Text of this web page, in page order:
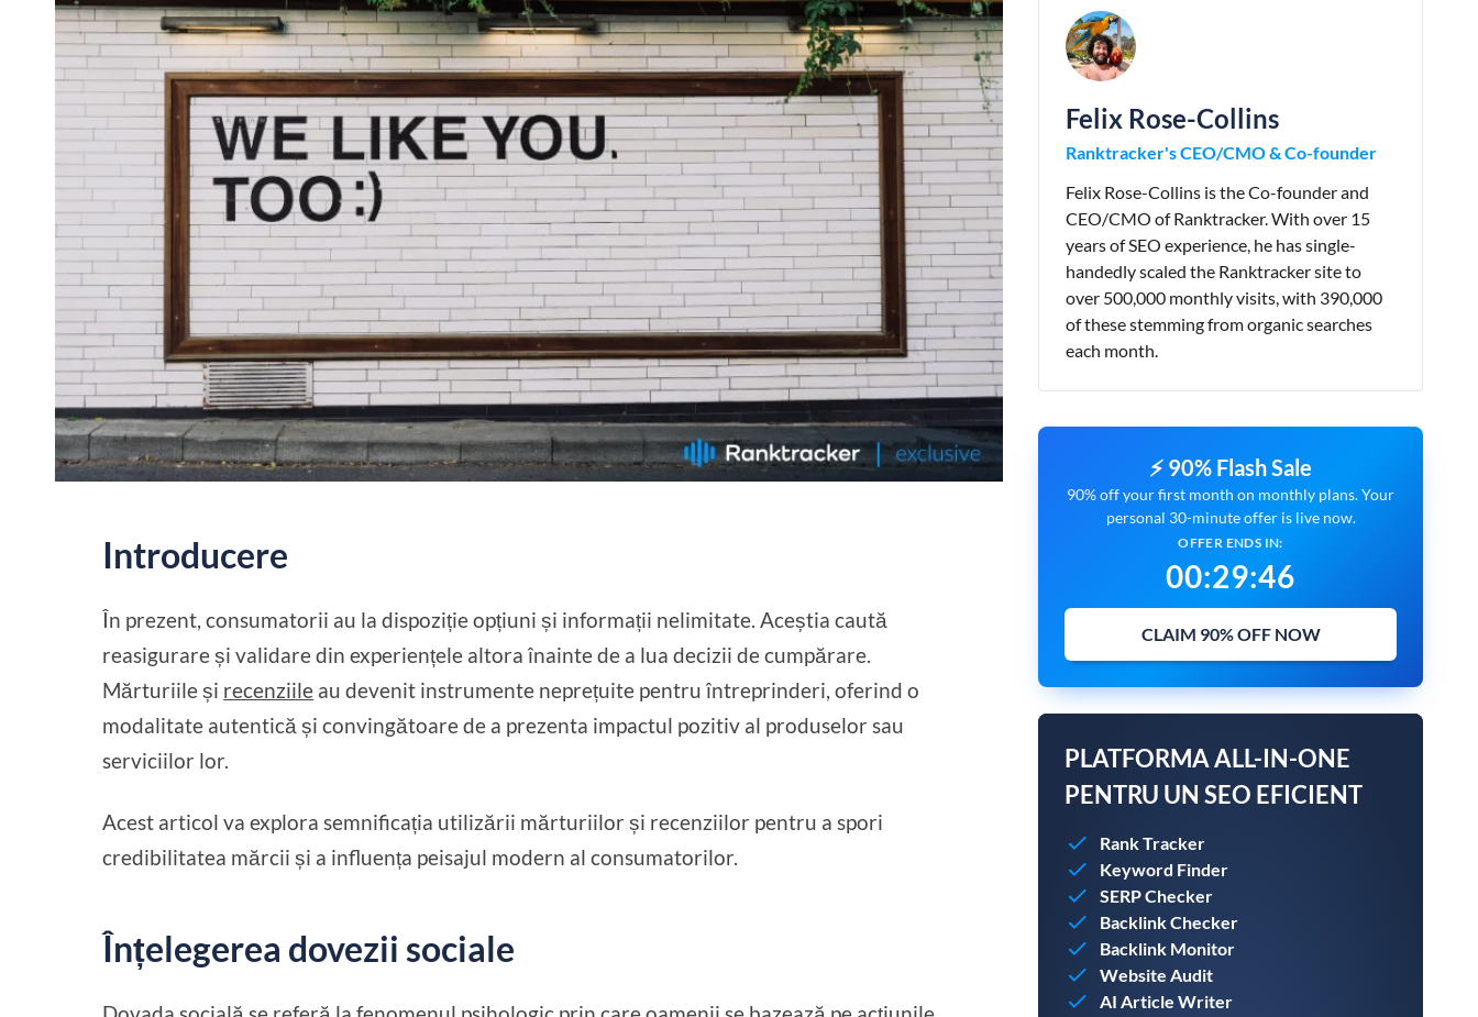
Introducere
În prezent, consumatorii au la dispoziție opțiuni și informații nelimitate. Aceștia caută
reasigurare și validare din experiențele altora înainte de a lua decizii de cumpărare.
Mărturiile și recenziile au devenit instrumente neprețuite pentru întreprinderi, oferind o
modalitate autentică și convingătoare de a prezenta impactul pozitiv al produselor sau
serviciilor lor.
Acest articol va explora semnificația utilizării mărturiilor și recenziilor pentru a spori
credibilitatea mărcii și a influența peisajul modern al consumatorilor.
Înțelegerea dovezii sociale
Felix Rose-Collins
Ranktracker's CEO/CMO & Co-founder
Felix Rose-Collins is the Co-founder and
CEO/CMO of Ranktracker. With over 15
years of SEO experience, he has single-
handedly scaled the Ranktracker site to
over 500,000 monthly visits, with 390,000
of these stemming from organic searches
each month.
⚡ 90% Flash Sale
90% off your first month on monthly plans. Your
personal 30-minute offer is live now.
OFFER ENDS IN:
00:29:45
CLAIM 90% OFF NOW
PLATFORMA ALL-IN-ONE
PENTRU UN SEO EFICIENT
Rank Tracker
Keyword Finder
SERP Checker
Backlink Checker
Backlink Monitor
Website Audit
AI Article Writer